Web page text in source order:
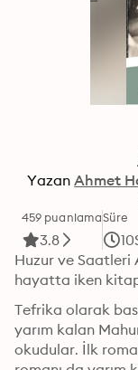
Yazan Ahmet
459 puanlama
3.8
Süre
Huzur ve Saatleri
Tefrika olarak
yarım kalan
okudular. İlk